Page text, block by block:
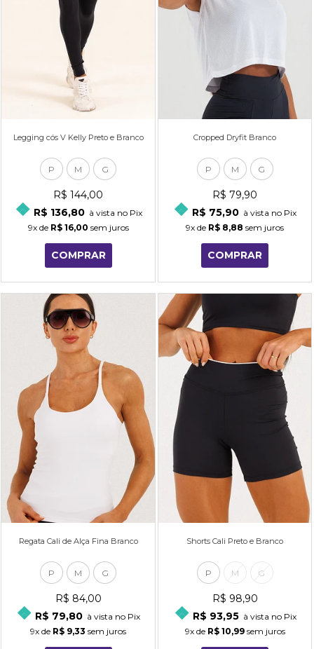
Legging cós V Kelly Preto e Branco
P M G
R$ 144,00
R$ 136,80 à vista no Pix
9xde R$ 16,00 sem juros
COMPRAR
Cropped Dryfit Branco
P M G
R$ 79,90
R$ 75,90 à vista no Pix
9x de R$ 8,88 sem juros
COMPRAR
Regata Cali de Alça Fina Branco
P M G
R$ 84,00
R$ 79,80 à vista no Pix
9x de R$ 9,33 sem juros
Shorts Cali Preto e Branco
P M G
R$ 98,90
R$ 93,95 à vista no Pix
9xde R$ 10,99sem juros